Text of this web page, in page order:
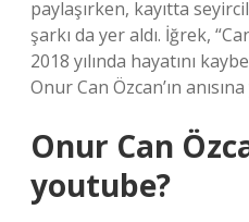
paylaşırken, kayıtta
şarkı da yer aldı. İğrek,
2018 yılında hayatını
Onur Can Özcan’ın
Onur Can
youtube?